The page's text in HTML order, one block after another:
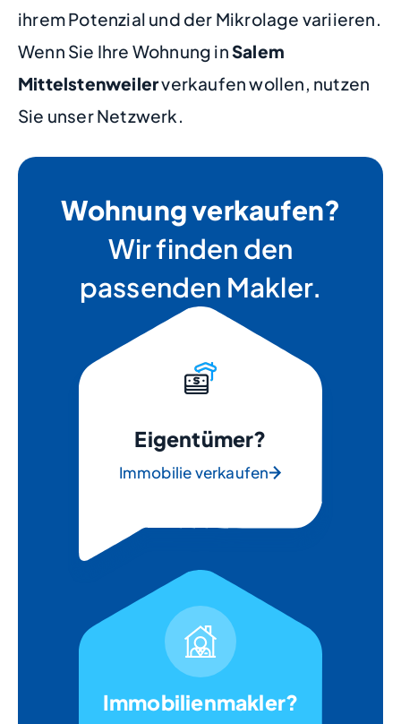
ihrem Potenzial und der Mikrolage variieren.
Wenn Sie Ihre Wohnung inSalem
Mittelstenweilerverkaufen wollen, nutzen
Sie unser Netzwerk.
Wohnung verkaufen?
Wir finden den
passenden Makler.
Eigentümer?
Immobilie verkaufen
Immobilienmakler?